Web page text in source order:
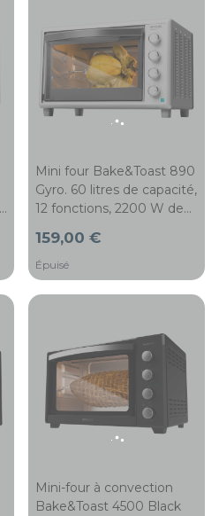
Mini four Bake&Toast 890
Gyro. 60 litres de capacité,
12 fonctions, 2200 W de
giratoire incluse
159,00 €
Épuisé
Mini-four à convection
Bake&Toast 4500 Black